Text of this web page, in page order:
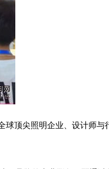
球顶尖照明企业、设计师